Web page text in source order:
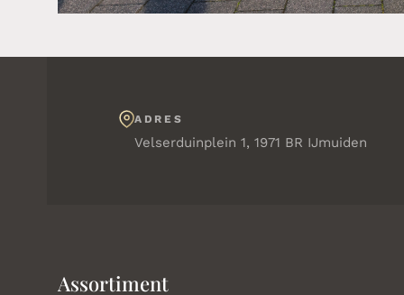
ADRES
Velserduinplein 1, 1971 BR IJmuiden
Assortiment